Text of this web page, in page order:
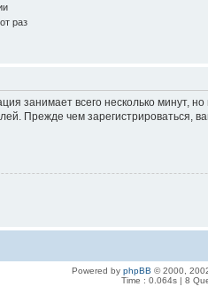
раз
занимает всего несколько
Прежде чем
Powered by phpBB © 2000,
Time : 0.064s | 8